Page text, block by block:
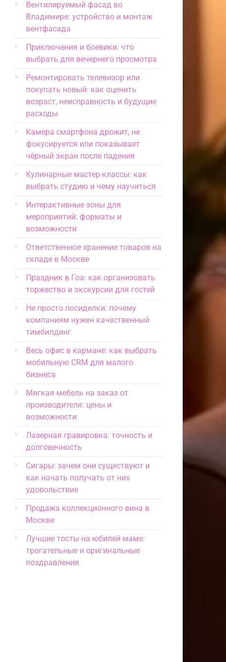
Вентилируемый фасад во
Владимире: устройство и монтаж
вентфасада
Приключения и боевики: что
выбрать для вечернего просмотра
Ремонтировать телевизор или
покупать новый: как оценить
возраст, неисправность и будущие
расходы
Камера смартфона дрожит, не
фокусируется или показывает
чёрный экран после падения
Кулинарные мастер-классы: как
выбрать студию и чему научиться
Интерактивные зоны для
мероприятий: форматы и
возможности
Ответственное хранение товаров на
складе в Москве
Праздник в Гоа: как организовать
торжество и экскурсии для гостей
Не просто посиделки: почему
компаниям нужен качественный
тимбилдинг
Весь офис в кармане: как выбрать
мобильную CRM для малого
бизнеса
Мягкая мебель на заказ от
производителя: цены и
возможности
Лазерная гравировка: точность и
долговечность
Сигары: зачем они существуют и
как начать получать от них
удовольствие
Продажа коллекционного вина в
Москве
Лучшие тосты на юбилей маме:
трогательные и оригинальные
поздравления